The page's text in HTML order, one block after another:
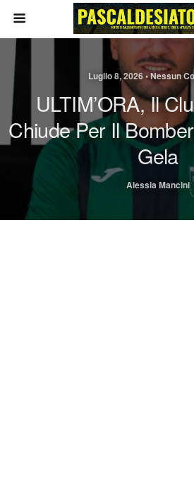
Luglio 8, 2026 • Nessun
ULTIM’ORA, Il
Chiude Per Il
Gela
Alessia Mancini